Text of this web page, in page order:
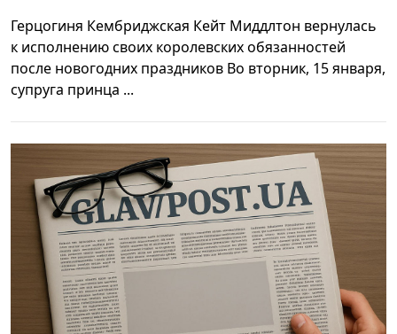
Герцогиня Кембриджская Кейт Миддлтон вернулась
к исполнению своих королевских обязанностей
после новогодних праздников Во вторник, 15 января,
супруга принца ...